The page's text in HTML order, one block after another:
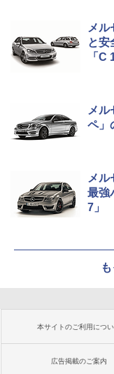
メル
と安
「C
メル
ペ」
メル
最強
7」
本サイトのご利用につ
広告掲載のご案内